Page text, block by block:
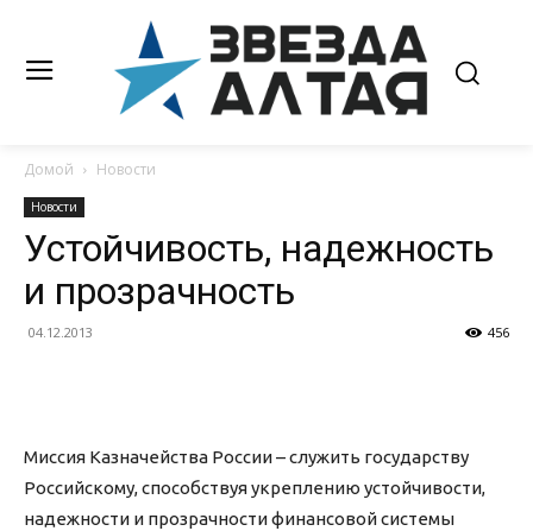
Домой Новости
Новости
Устойчивость, надежность
и прозрачность
04.12.2013 456
Миссия Казначейства России – служить государству
Российскому, способствуя укреплению устойчивости,
надежности и прозрачности финансовой системы